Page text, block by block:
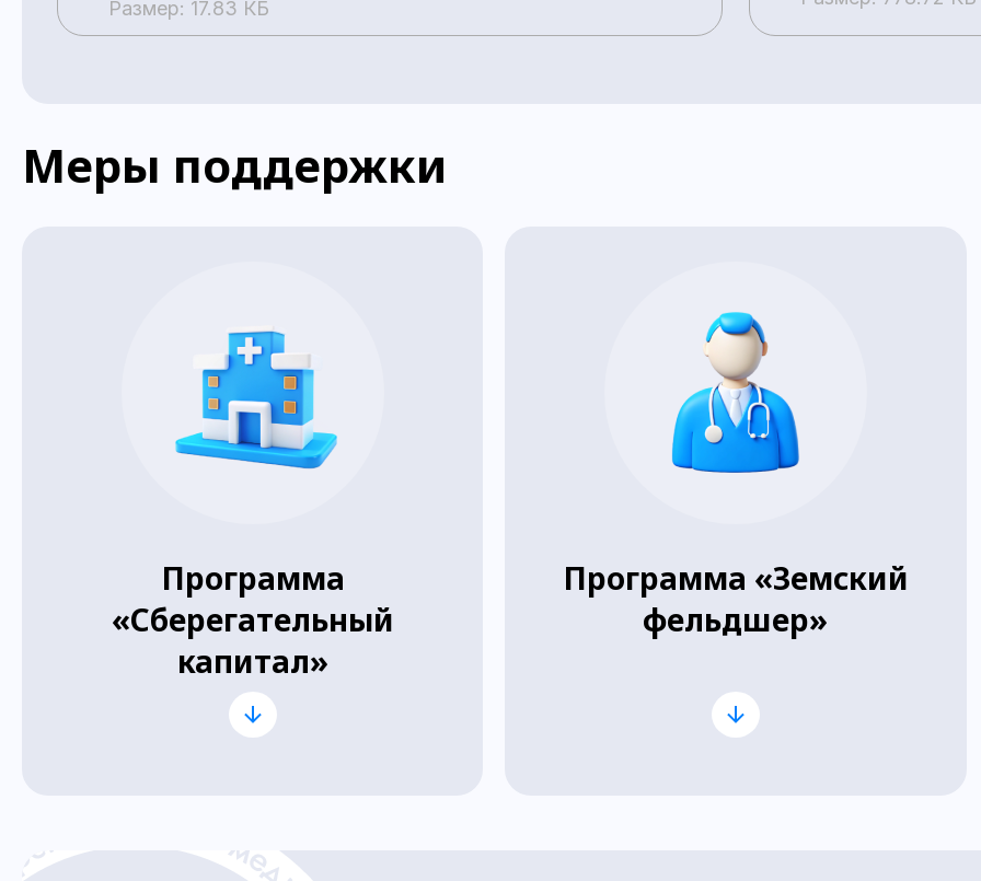
Размер: 17.83 КБ
Меры поддержки
Программа
«Сберегательный
капитал»
Для выпускников медицинских
профессиональное или высшее
Программа «Земский
фельдшер»
Для выпускников с дипломом
среднего медицинского